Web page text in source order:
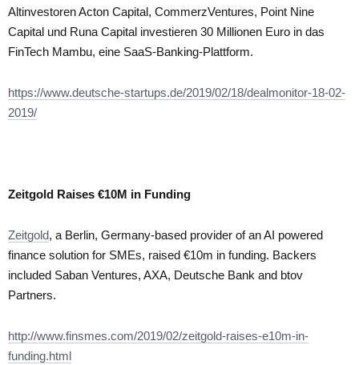
Altinvestoren Acton Capital, CommerzVentures, Point Nine
Capital und Runa Capital investieren 30 Millionen Euro in das
FinTech Mambu, eine SaaS-Banking-Plattform.
https://www.deutsche-startups.de/2019/02/18/dealmonitor-18-02-
2019/
Zeitgold Raises €10M in Funding
Zeitgold, a Berlin, Germany-based provider of an AI powered
finance solution for SMEs, raised €10m in funding. Backers
included Saban Ventures, AXA, Deutsche Bank and btov
Partners.
http://www.finsmes.com/2019/02/zeitgold-raises-e10m-in-
funding.html